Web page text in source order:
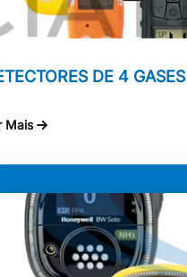
DE 4 GASES
Mais